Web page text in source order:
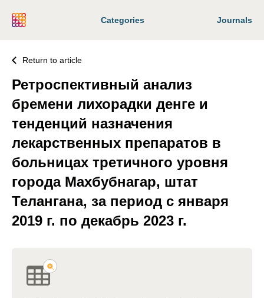
Categories Journals
Return to article
Ретроспективный анализ
бремени лихорадки денге и
тенденций назначения
лекарственных препаратов в
больницах третичного уровня
города Махбубнагар, штат
Телангана, за период с января
2019 г. по декабрь 2023 г.